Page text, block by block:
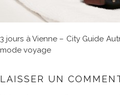
3 jours à Vienne – City Guide
mode voyage
LAISSER UN